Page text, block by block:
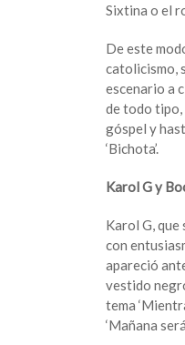
Sixtina o el
De este
catolicismo,
escenario a
de todo tipo,
góspel y
‘Bichota’.
Karol G y
Karol G,
con
apareció
vestido
tema
‘Mañana